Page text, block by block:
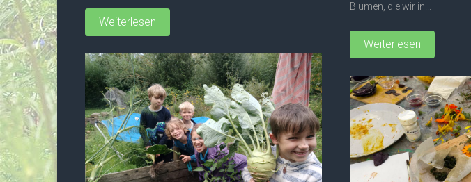
Weiterlesen
Blumen, die wir in...
Weiterlesen